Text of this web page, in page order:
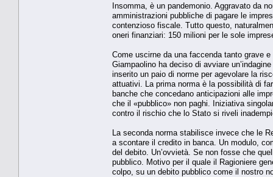
Insomma, è un pandemonio. Aggravato da
amministrazio­ni pubbliche di pagare le
contenzioso fiscale. Tutto questo,
oneri finanziari: 150 milioni per le sole
Come uscirne da una faccenda tanto grave
Giam­paolino ha deciso di avviare
inserito un paio di norme per agevolare la
attuativi. La prima norma è la possibilità di
banche che conceda­no anticipazioni alle
che il «pubblico» non paghi. Iniziativa
contro il rischio che lo Stato si riveli
La seconda norma stabilisce invece che le
a scontare il credito in banca. Un modulo,
del de­bito. Un’ovvietà. Se non fosse che
pubblico. Motivo per il quale il Ragioniere
colpo, su un debi­to pubblico come il nostro